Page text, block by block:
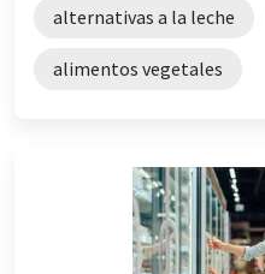
alternativas a la leche
alimentos vegetales